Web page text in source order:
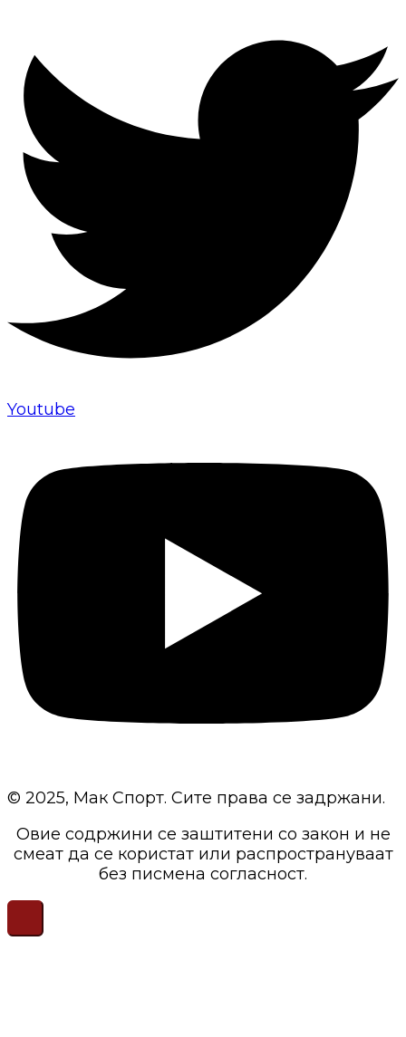
Youtube
© 2025, Мак Спорт. Сите права се задржани.
Овие содржини се заштитени со закон и не
смеат да се користат или распространуваат
без писмена согласност.